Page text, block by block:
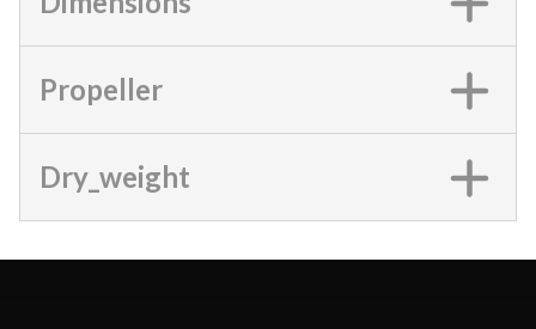
Propeller
Dry_weight